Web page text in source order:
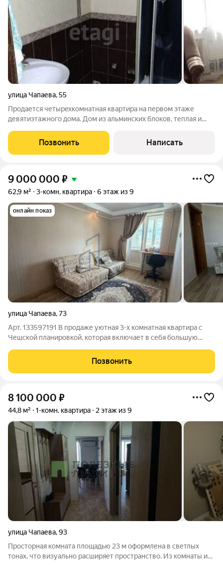
улица Чапаева,55
Продается четыpeхкомнaтная квартирa на первом этaже
девятиэтажнoгo дoма. Дoм из альминскиx блoкoв, теплaя и
тихом уютном районе. В квартире четыре раздельные
комнаты. Раздельный санузел. Длинный
Позвонить Написать
9 000 000 ₽
62,9 м² 3-комн. квартира 6 этаж из 9
онлайн показ
улица Чапаева,73
Арт. 133597191 В продаже уютная 3-х комнатная квартира с
Чешской планировкой, которая включает в себя большую
квартире хороший косметический ремонт, что позволяет
сразу заехать и жить. Дом постройки
Позвонить
8 100 000 ₽
44,8 м² 1-комн. квартира 2 этаж из 9
улица Чапаева,93
Просторная комната площадью 23 м оформлена в светлых
тонах, что визуально расширяет пространство. Из комнаты и